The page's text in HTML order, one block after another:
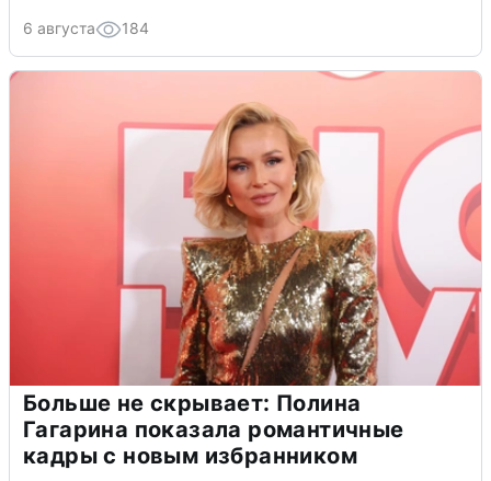
6 августа 184
Больше не скрывает: Полина
Гагарина показала романтичные
кадры с новым избранником